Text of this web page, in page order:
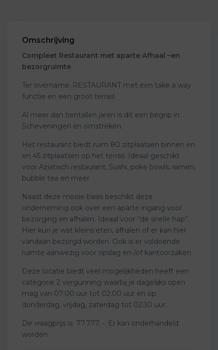
Omschrijving
Compleet Restaurant met aparte Afhaal –en
bezorgruimte
Ter overname: RESTAURANT met een take a way
functie en een groot terras!
Al meer dan tientallen jaren is dit een begrip in
Scheveningen en omstreken.
Het restaurant biedt ruim 80 zitplaatsen binnen en
en 45 zitplaatsen op het terras. Ideaal geschikt
voor Aziatisch restaurant, Sushi, poke bowls, ramen,
bubble tea en meer
Naast deze mooie basis beschikt deze
onderneming ook over een aparte ingang voor
bezorging en afhalen. Ideaal voor ‘’de snelle hap’’.
Hier kun je wat kleins eten, afhalen of er kan hier
vandaan bezorgd worden. Ook is er voldoende
ruimte aanwezig voor opslag en-/of kantoorzaken.
Deze locatie biedt veel mogelijkheden heeft een
categorie 2 vergunning waarbij je dagelijks open
mag van 07:00 uur tot 02:00 uur en op
donderdag, vrijdag, zaterdag tot 02:30 uur.
De vraagprijs is 77.777, -. Er kan onderhandeld
worden.